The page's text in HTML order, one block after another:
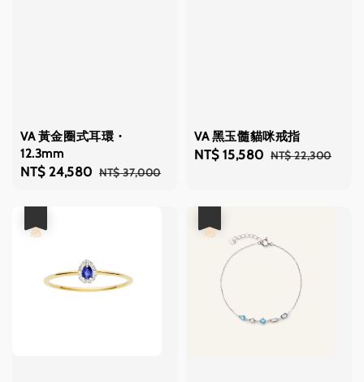
VA 黃金圈式耳環・
12.3mm
Sale
NT$ 24,580 Regular
NT$ 37,000
VA 黑玉髓貓咪戒指
Sale
NT$ 15,580 Regular
NT$ 22,300